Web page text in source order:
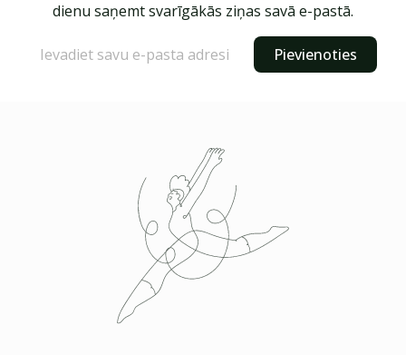
dienu saņemt svarīgākās ziņas savā e-pastā.
Pievienoties